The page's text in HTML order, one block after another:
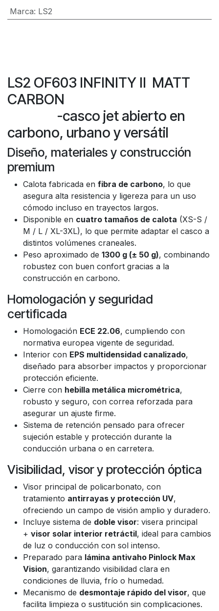
Marca: LS2
LS2 OF603 INFINITY II MATT
CARBON
-casco jet abierto en
carbono, urbano y versátil
Diseño, materiales y construcción
premium
Calota fabricada en fibra de carbono, lo que
asegura alta resistencia y ligereza para un uso
cómodo incluso en trayectos largos.
Disponible en cuatro tamaños de calota (XS-S /
M / L / XL-3XL), lo que permite adaptar el casco a
distintos volúmenes craneales.
Peso aproximado de 1300 g (± 50 g), combinando
robustez con buen confort gracias a la
construcción en carbono.
Homologación y seguridad
certificada
Homologación ECE 22.06, cumpliendo con
normativa europea vigente de seguridad.
Interior con EPS multidensidad canalizado,
diseñado para absorber impactos y proporcionar
protección eficiente.
Cierre con hebilla metálica micrométrica,
robusto y seguro, con correa reforzada para
asegurar un ajuste firme.
Sistema de retención pensado para ofrecer
sujeción estable y protección durante la
conducción urbana o en carretera.
Visibilidad, visor y protección óptica
Visor principal de policarbonato, con
tratamiento antirrayas y protección UV,
ofreciendo un campo de visión amplio y duradero.
Incluye sistema de doble visor: visera principal
+ visor solar interior retráctil, ideal para cambios
de luz o conducción con sol intenso.
Preparado para lámina antivaho Pinlock Max
Vision, garantizando visibilidad clara en
condiciones de lluvia, frío o humedad.
Mecanismo de desmontaje rápido del visor, que
facilita limpieza o sustitución sin complicaciones.